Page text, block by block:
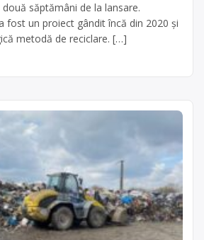
săptămâni de la lansare.
fost un proiect gândit încă din 2020 și
metodă de reciclare. […]